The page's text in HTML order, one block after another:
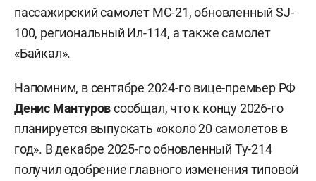
пассажирский самолет МС-21, обновленный SJ-
100, региональный Ил-114, а также самолет
«Байкал».
Напомним, в сентябре 2024-го вице-премьер РФ
Денис Мантуровсообщал, что к концу 2026-го
планируется выпускать «около 20 самолетов в
год». В декабре 2025-го обновленный Ту-214
получил одобрение главного изменения типовой